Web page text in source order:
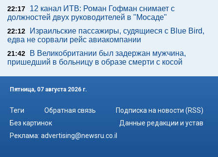
22:17
12 канал ИТВ: Роман Гофман снимает с
должностей двух руководителей в "Мосаде"
22:12
Израильские пассажиры, судящиеся с Blue Bird,
едва не сорвали рейс авиакомпании
21:42
В Великобритании был задержан мужчина,
пришедший в больницу в образе смерти с косой
Пятница, 07 августа 2026 г.
Теги Обратная связь
Подписка на новости (RSS)
Без картинок
Данные редакции и устав
Реклама: advertising@newsru.co.il